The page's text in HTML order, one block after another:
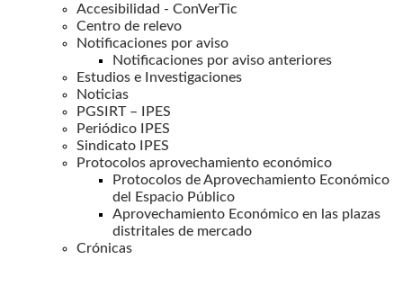
Accesibilidad - ConVerTic
Centro de relevo
Notificaciones por aviso
Notificaciones por aviso anteriores
Estudios e Investigaciones
Noticias
PGSIRT – IPES
Periódico IPES
Sindicato IPES
Protocolos aprovechamiento económico
Protocolos de Aprovechamiento Económico
del Espacio Público
Aprovechamiento Económico en las plazas
distritales de mercado
Crónicas